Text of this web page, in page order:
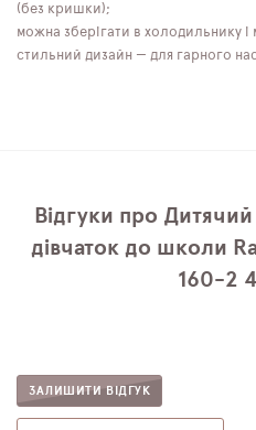
(без кришки);
можна зберігати в холодильнику
стильний дизайн — для гарного
Відгуки про
дівчаток до школи
160-2
ЗАЛИШИТИ ВІДГУК